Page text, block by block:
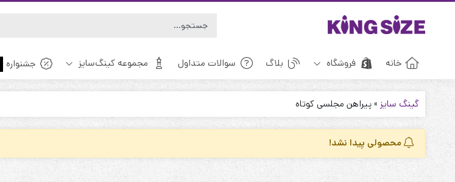
خانه فروشگاه
بارانی، پالتو، کاپشن
بلوز و شومیز
بلوز، تاپ شلوارک
بچه گانه
دخترانه
بلاگ سوالات متداول مجموعه کینگ‌سایز جشنواره
گینگ سایز »پیراهن مجلسی کوتاه
محصولی پیدا نشد!